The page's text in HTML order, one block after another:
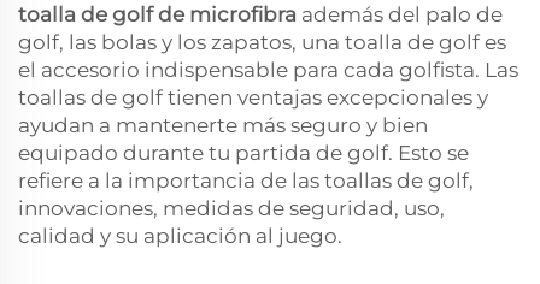
toalla de golf de microfibra además del palo de
golf, las bolas y los zapatos, una toalla de golf es
el accesorio indispensable para cada golfista. Las
toallas de golf tienen ventajas excepcionales y
ayudan a mantenerte más seguro y bien
equipado durante tu partida de golf. Esto se
refiere a la importancia de las toallas de golf,
innovaciones, medidas de seguridad, uso,
calidad y su aplicación al juego.